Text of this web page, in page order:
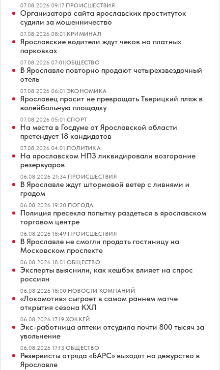
07.08.2026 09:17|ПРОИСШЕСТВИЯ
Организатора сайта ярославских проституток
судили за мошенничество
07.08.2026 08:01|КРИМИНАЛ
Ярославские водители ждут чеков на платных
парковках
07.08.2026 07:01|ОБЩЕСТВО
В Ярославле повторно продают четырехзвездочный
отель
07.08.2026 06:01|ЭКОНОМИКА
Ярославец просит не превращать Тверицкий пляж в
волейбольную площадку
07.08.2026 05:01|СПОРТ
На места в Госдуме от Ярославской области
претендует 18 кандидатов
07.08.2026 04:01|ПОЛИТИКА
На ярославском НПЗ ликвидировали возгорание
резервуаров
06.08.2026 21:34|ПРОИСШЕСТВИЯ
В Ярославле ждут штормовой ветер с ливнями и
градом
06.08.2026 19:20|ПОГОДА
Полиция пресекла попытку раздеться в ярославском
торговом центре
06.08.2026 18:49|ПРОИСШЕСТВИЯ
В Ярославле не смогли продать гостиницу на
Московском проспекте
06.08.2026 18:01|ОБЩЕСТВО
Эксперты выяснили, как кешбэк влияет на спрос
россиян
06.08.2026 18:00|НОВОСТИ КОМПАНИЙ
«Локомотив» сыграет в самом раннем матче
открытия сезона КХЛ
06.08.2026 17:19|ХОККЕЙ
Экс-работница аптеки отсудила почти 800 тысяч за
увольнение
06.08.2026 17:13|ОБЩЕСТВО
Резервисты отряда «БАРС» выходят на дежурство в
Ярославле